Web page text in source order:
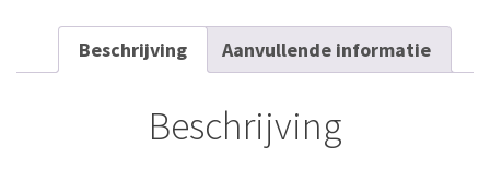
Beschrijving Aanvullende informatie
Beschrijving